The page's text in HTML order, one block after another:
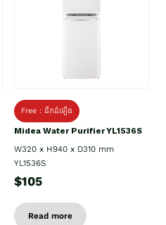
Free : ដឹកដំឡើង
Midea Water Purifier YL1536S
W320 x H940 x D310 mm
YL1536S
$105
Read more